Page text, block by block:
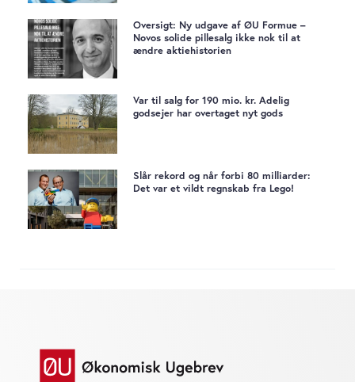
Oversigt: Ny udgave af ØU Formue –
Novos solide pillesalg ikke nok til at
ændre aktiehistorien
Var til salg for 190 mio. kr. Adelig
godsejer har overtaget nyt gods
Slår rekord og når forbi 80 milliarder:
Det var et vildt regnskab fra Lego!